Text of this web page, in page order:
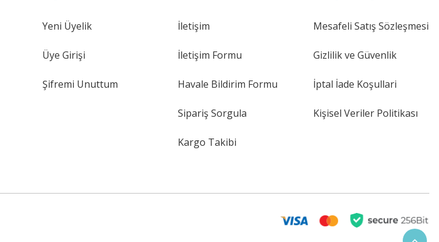
Yeni Üyelik
Üye Girişi
Şifremi Unuttum
İletişim
İletişim Formu
Havale Bildirim Formu
Sipariş Sorgula
Kargo Takibi
Mesafeli Satış Sözleşmesi
Gizlilik ve Güvenlik
İptal İade Koşullari
Kişisel Veriler Politikası